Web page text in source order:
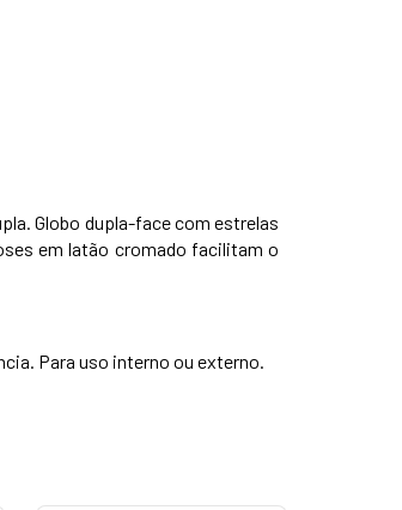
Globo dupla-face com estrelas
em latão cromado facilitam o
Para uso interno ou externo.